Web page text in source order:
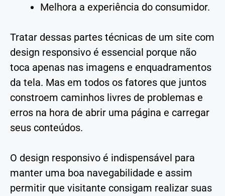
Melhora a experiência do consumidor.
Tratar dessas partes técnicas de um site com
design responsivo é essencial porque não
toca apenas nas imagens e enquadramentos
da tela. Mas em todos os fatores que juntos
constroem caminhos livres de problemas e
erros na hora de abrir uma página e carregar
seus conteúdos.
O design responsivo é indispensável para
manter uma boa navegabilidade e assim
permitir que visitante consigam realizar suas